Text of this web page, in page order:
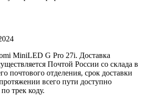
MiniLED G Pro 27i. Доставка
Почтой России со склада в
почтового отделения, срок доставки
всего пути доступно
трек коду.